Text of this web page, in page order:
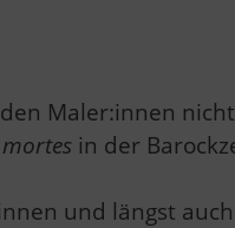
Maler:innen
in der
und längst